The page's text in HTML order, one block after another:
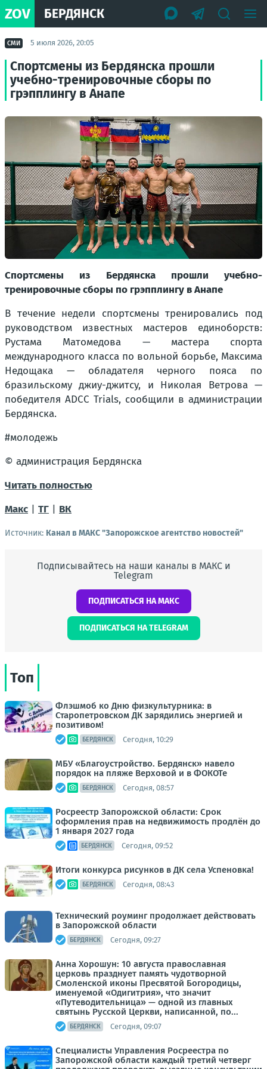
ZOV БЕРДЯНСК
СМИ 5 июля 2026, 20:05
Спортсмены из Бердянска прошли
учебно-тренировочные сборы по
грэпплингу в Анапе
Спортсмены из Бердянска прошли учебно-
тренировочные сборы по грэпплингу в Анапе
В течение недели спортсмены тренировались под
руководством известных мастеров единоборств:
Рустама Матомедова — мастера спорта
международного класса по вольной борьбе, Максима
Недощака — обладателя черного пояса по
бразильскому джиу-джитсу, и Николая Ветрова —
победителя ADCC Trials, сообщили в администрации
Бердянска.
#молодежь
© администрация Бердянска
Читать полностью
Макс
ТГ ВК
Источник: Канал в МАКС "Запорожское агентство новостей"
Подписывайтесь на наши каналы в МАКС и
Telegram
ПОДПИСАТЬСЯ НА МАКС
ПОДПИСАТЬСЯ НА TELEGRAM
Топ
Флэшмоб ко Дню физкультурника: в
Старопетровском ДК зарядились энергией и
позитивом!
БЕРДЯНСК Сегодня, 10:29
МБУ «Благоустройство. Бердянск» навело
порядок на пляже Верховой и в ФОКОТе
БЕРДЯНСК Сегодня, 08:57
Росреестр Запорожской области: Срок
оформления прав на недвижимость продлён до
1 января 2027 года
БЕРДЯНСК Сегодня, 09:52
Итоги конкурса рисунков в ДК села Успеновка!
БЕРДЯНСК Сегодня, 08:43
Технический роуминг продолжает действовать
в Запорожской области
БЕРДЯНСК Сегодня, 09:27
Анна Хорошун: 10 августа православная
церковь празднует память чудотворной
Смоленской иконы Пресвятой Богородицы,
именуемой «Одигитрия», что значит
«Путеводительница» — одной из главных
святынь Русской Церкви, написанной, по...
БЕРДЯНСК Сегодня, 09:07
Специалисты Управления Росреестра по
Запорожской области каждый третий четверг